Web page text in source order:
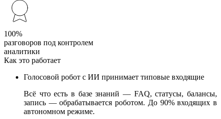
100%
разговоров под контролем
аналитики
Как это работает
Голосовой робот с ИИ принимает типовые входящие
Всё что есть в базе знаний — FAQ, статусы, балансы,
запись — обрабатывается роботом. До 90% входящих в
автономном режиме.